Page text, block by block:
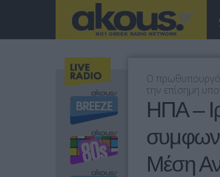
Ο
την επίσημη
ΗΠΑ –
Μέση